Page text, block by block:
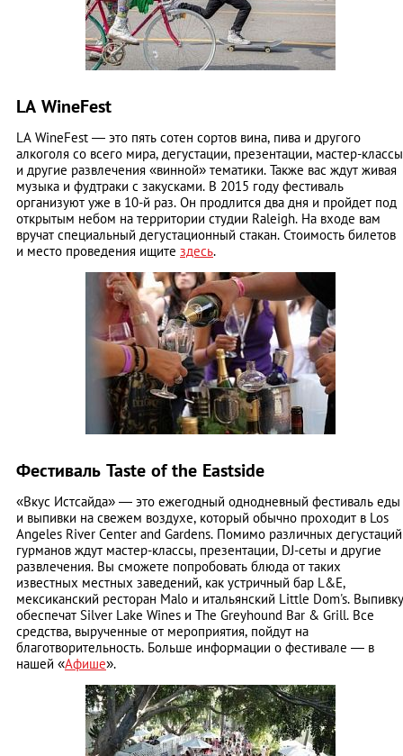
LA WineFest
LA WineFest ― это пять сотен сортов вина, пива и другого
алкоголя со всего мира, дегустации, презентации, мастер-классы
и другие развлечения «винной» тематики. Также вас ждут живая
музыка и фудтраки с закусками. В 2015 году фестиваль
организуют уже в 10-й раз. Он продлится два дня и пройдет под
открытым небом на территории студии Raleigh. На входе вам
вручат специальный дегустационный стакан. Стоимость билетов
и место проведения ищите здесь.
Фестиваль Taste of the Eastside
«Вкус Истсайда» ― это ежегодный однодневный фестиваль еды
и выпивки на свежем воздухе, который обычно проходит в Los
Angeles River Center and Gardens. Помимо различных дегустаций
гурманов ждут мастер-классы, презентации, DJ-сеты и другие
развлечения. Вы сможете попробовать блюда от таких
известных местных заведений, как устричный бар L&E,
мексиканский ресторан Malo и итальянский Little Dom's. Выпивку
обеспечат Silver Lake Wines и The Greyhound Bar & Grill. Все
средства, вырученные от мероприятия, пойдут на
благотворительность. Больше информации о фестивале ― в
нашей «Афише».